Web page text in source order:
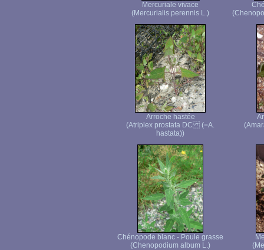
Mercuriale vivace
(Mercurialis perennis L.)
Arroche hastée
(Atriplex prostata DC (=A.
hastata))
Chénopode blanc - Poule grasse
(Chenopodium album L.)